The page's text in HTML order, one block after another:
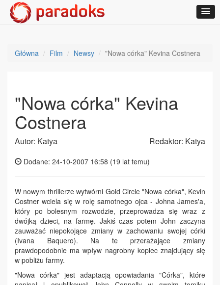
Główna Film Newsy "Nowa córka" Kevina Costnera
"Nowa córka" Kevina
Costnera
Autor: Katya Redaktor: Katya
Dodane: 24-10-2007 16:58 (19 lat temu)
W nowym thrillerze wytwórni Gold Circle "Nowa córka", Kevin
Costner wciela się w rolę samotnego ojca - Johna James'a,
który po bolesnym rozwodzie, przeprowadza się wraz z
dwójką dzieci, na farmę. Jakiś czas potem John zaczyna
zauważać niepokojące zmiany w zachowaniu swojej córki
(Ivana Baquero). Na te przerażające zmiany
prawdopodobnie ma wpływ nagrobny kopiec znajdujący się
w pobliżu farmy.
"Nowa córka" jest adaptacją opowiadania "Córka", które